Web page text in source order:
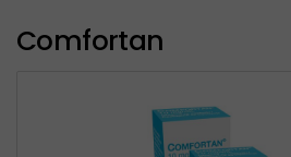
Comfortan